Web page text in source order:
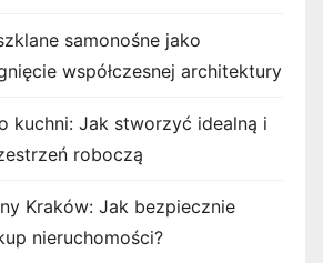
samonośne jako
współczesnej architektury
kuchni: Jak stworzyć idealną i
roboczą
Kraków: Jak bezpiecznie
nieruchomości?